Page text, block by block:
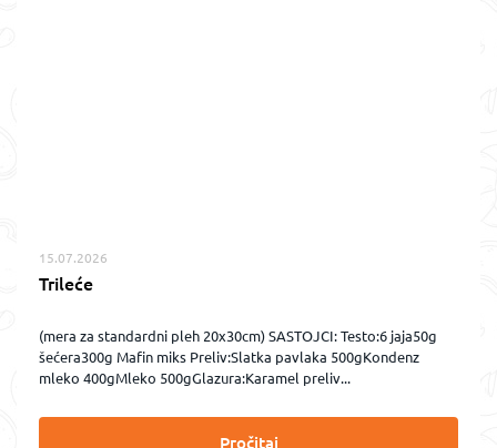
15.07.2026
Trileće
(mera za standardni pleh 20x30cm) SASTOJCI: Testo:6 jaja50g
šećera300g Mafin miks Preliv:Slatka pavlaka 500gKondenz
mleko 400gMleko 500gGlazura:Karamel preliv...
Pročitaj